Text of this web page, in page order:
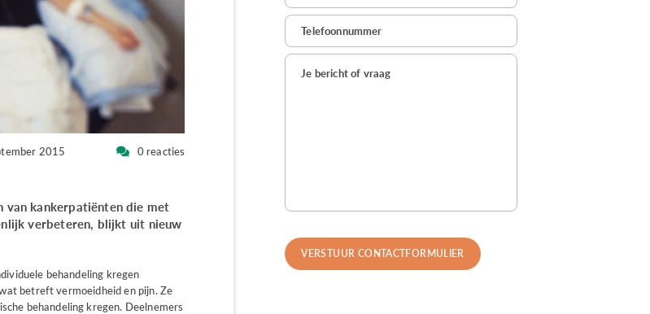
2015 0 reacties
van kankerpatiënten die met
verbeteren, blijkt uit nieuw
behandeling kregen
betreft vermoeidheid en pijn. Ze
behandeling kregen. Deelnemers